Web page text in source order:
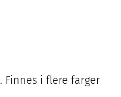
Finnes i flere farger